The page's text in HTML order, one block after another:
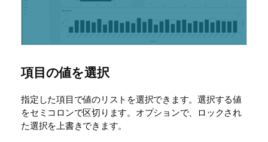
項目の値を選択
指定した項目で値のリストを選択できます。選択する値
をセミコロンで区切ります。オプションで、ロックされ
た選択を上書きできます。